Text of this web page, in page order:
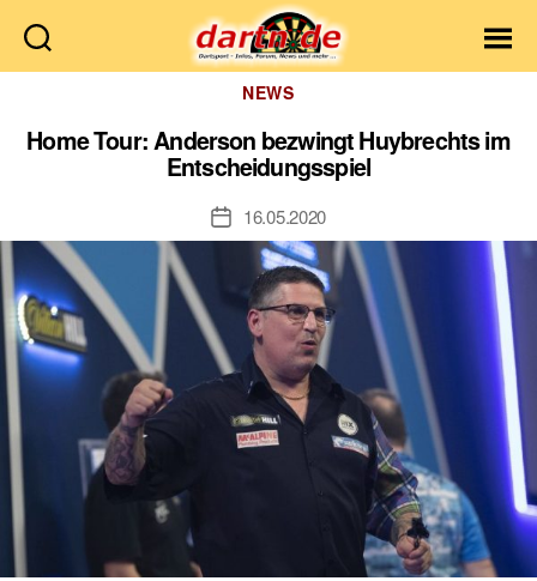
Dartn.de
Kategorien
NEWS
Home Tour: Anderson bezwingt Huybrechts im
Entscheidungsspiel
Veröffentlichungsdatum
16.05.2020